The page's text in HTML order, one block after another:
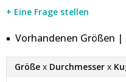
+ Eine Frage stellen
Vorhandenen Größen |
Größe x Durchmesser x